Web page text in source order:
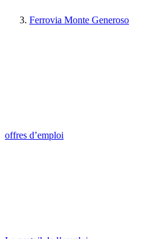
Ferrovia Monte Generoso
offres d’emploi